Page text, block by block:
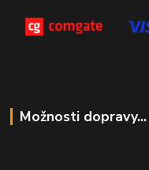
Možnosti dopravy...